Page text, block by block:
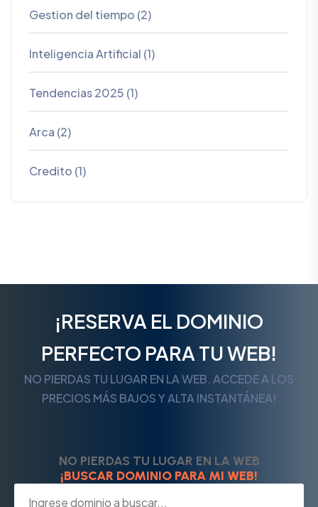
Gestion del tiempo (2)
Inteligencia Artificial (1)
Tendencias 2025 (1)
Arca (2)
Credito (1)
¡RESERVA EL DOMINIO
PERFECTO PARA TU WEB!
NO PIERDAS TU LUGAR EN LA WEB. ACCEDE A LOS
PRECIOS MÁS BAJOS Y ALTA INSTANTÁNEA!
NO PIERDAS TU LUGAR EN LA WEB
¡BUSCAR DOMINIO PARA MI WEB!